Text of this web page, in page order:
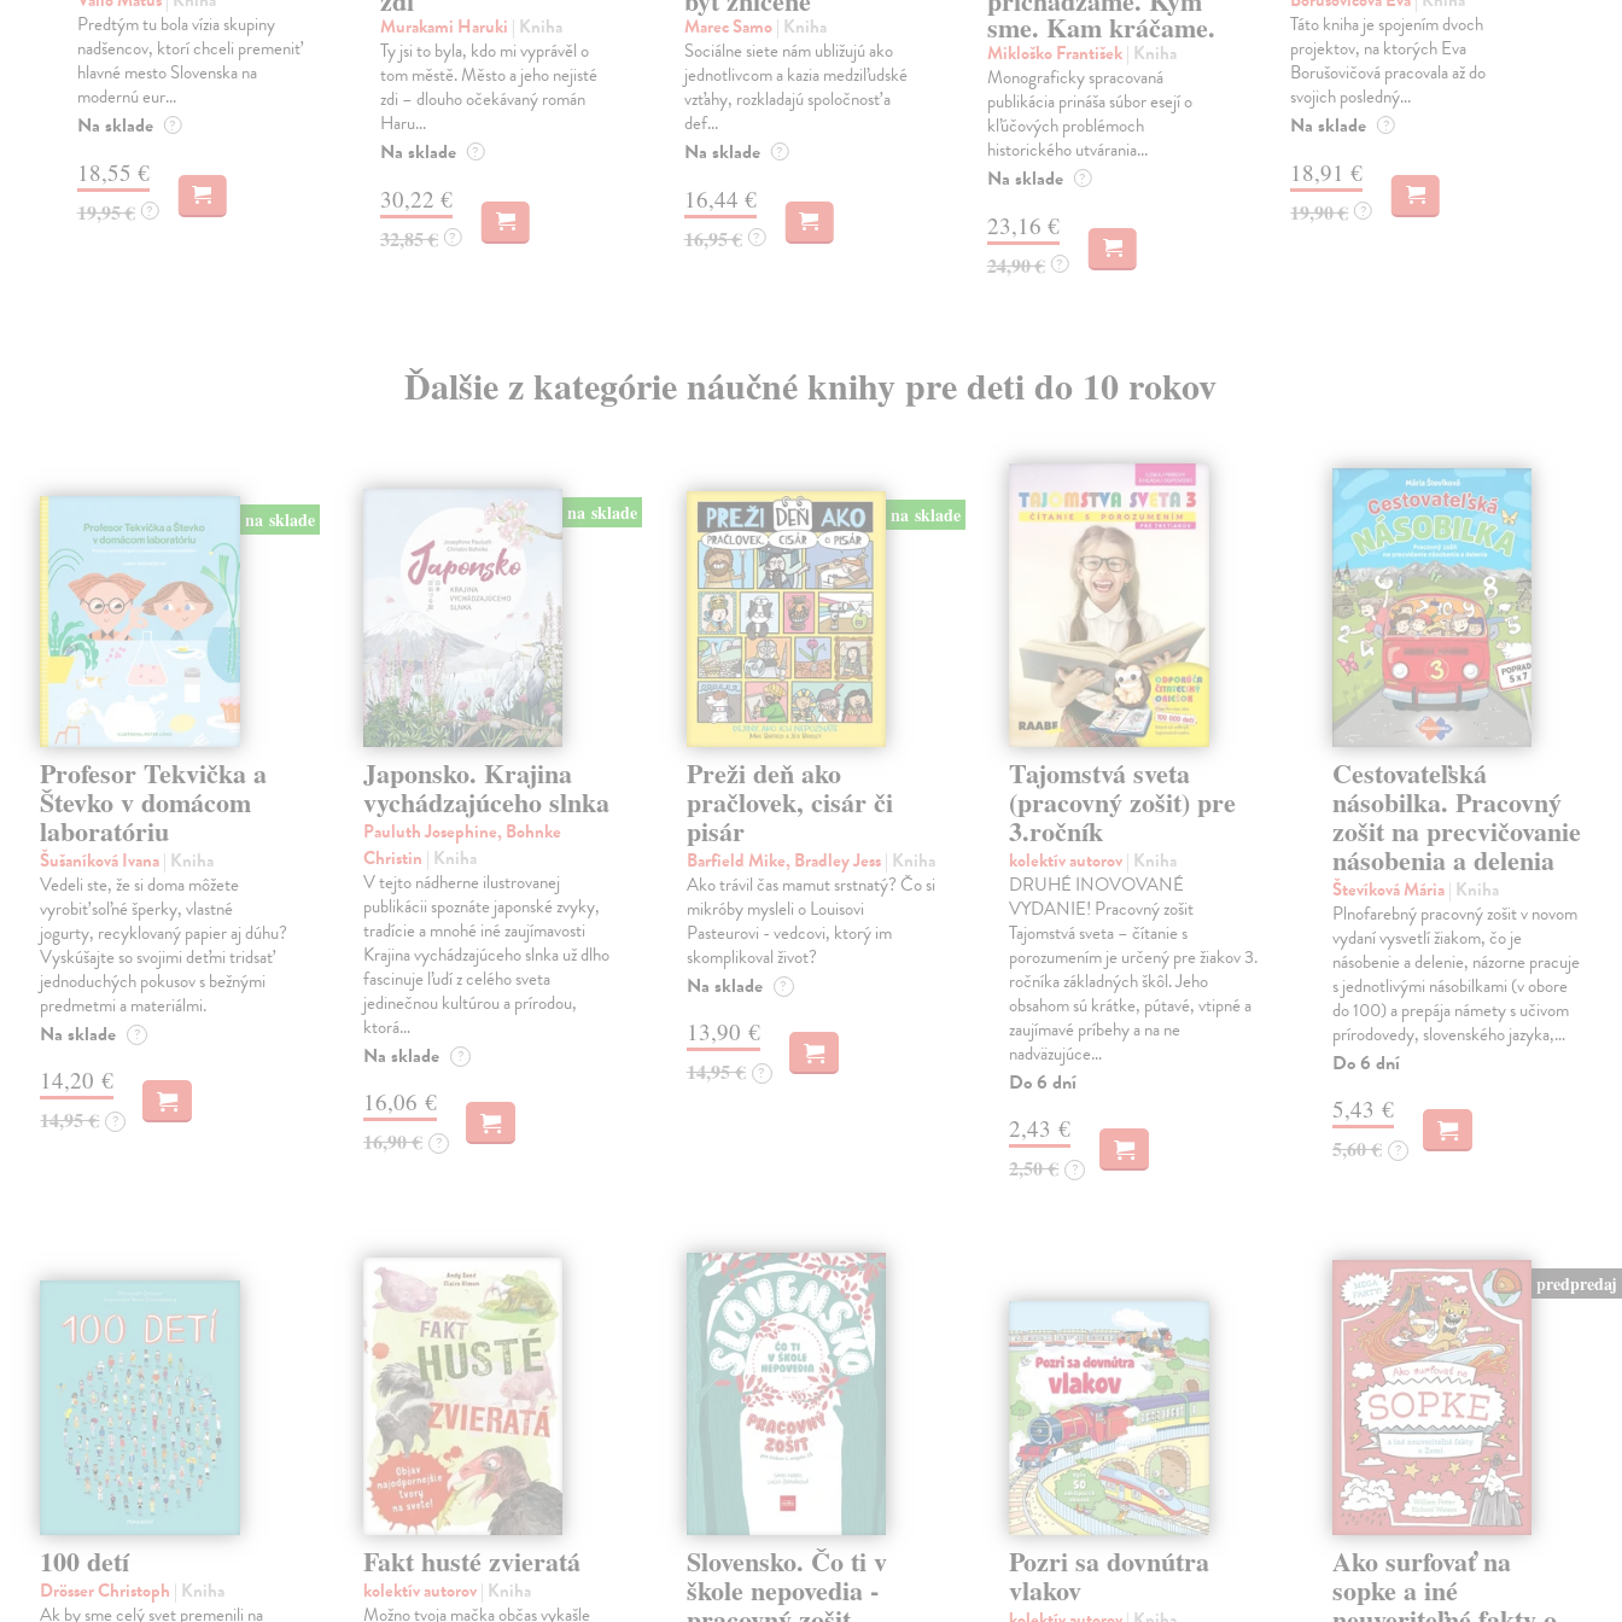
Predtým tu bola vízia skupiny
nadšencov, ktorí chceli premeniť
hlavné mesto Slovenska na
modernú eur...
Na sklade ?
18,55 €
19,95 € ?
Murakami Haruki | Kniha
Ty jsi to byla, kdo mi vyprávěl o
tom městě. Město a jeho nejisté
zdi – dlouho očekávaný román
Haru...
Na sklade ?
30,22 €
32,85 € ?
Marec Samo| Kniha
Sociálne siete nám ubližujú ako
jednotlivcom a kazia medziľudské
vzťahy, rozkladajú spoločnosť a
def...
Na sklade ?
16,44 €
16,95 € ?
sme. Kam kráčame.
Mikloško František| Kniha
Monograficky spracovaná
publikácia prináša súbor esejí o
kľúčových problémoch
historického utvárania...
Na sklade ?
23,16 €
24,90 € ?
Táto kniha je spojením dvoch
projektov, na ktorých Eva
Borušovičová pracovala až do
svojich posledný...
Na sklade ?
18,91 €
19,90 € ?
Ďalšie z kategórie náučné knihy pre deti do 10 rokov
na sklade
Profesor Tekvička a
Števko v domácom
laboratóriu
Šušaníková Ivana| Kniha
Vedeli ste, že si doma môžete
vyrobiť soľné šperky, vlastné
jogurty, recyklovaný papier aj dúhu?
Vyskúšajte so svojimi deťmi tridsať
jednoduchých pokusov s bežnými
predmetmi a materiálmi.
Na sklade ?
14,20 €
14,95 € ?
na sklade
Japonsko. Krajina
vychádzajúceho slnka
Pauluth Josephine, Bohnke
Christin | Kniha
V tejto nádherne ilustrovanej
publikácii spoznáte japonské zvyky,
tradície a mnohé iné zaujímavosti
Krajina vychádzajúceho slnka už dlho
fascinuje ľudí z celého sveta
jedinečnou kultúrou a prírodou,
ktorá…
Na sklade ?
16,06 €
16,90 € ?
na sklade
Preži deň ako
pračlovek, cisár či
pisár
Barfield Mike, Bradley Jess| Kniha
Ako trávil čas mamut srstnatý? Čo si
mikróby mysleli o Louisovi
Pasteurovi - vedcovi, ktorý im
skomplikoval život?
Na sklade ?
13,90 €
14,95 € ?
Tajomstvá sveta
(pracovný zošit) pre
3.ročník
kolektív autorov| Kniha
DRUHÉ INOVOVANÉ
VYDANIE! Pracovný zošit
Tajomstvá sveta – čítanie s
porozumením je určený pre žiakov 3.
ročníka základných škôl. Jeho
obsahom sú krátke, pútavé, vtipné a
zaujímavé príbehy a na ne
nadväzujúce…
Do 6 dní
2,43 €
2,50 € ?
Cestovateľská
násobilka. Pracovný
zošit na precvičovanie
násobenia a delenia
Števíková Mária| Kniha
Plnofarebný pracovný zošit v novom
vydaní vysvetlí žiakom, čo je
násobenie a delenie, názorne pracuje
s jednotlivými násobilkami (v obore
do 100) a prepája námety s učivom
prírodovedy, slovenského jazyka,…
Do 6 dní
5,43 €
5,60 € ?
100 detí
Drösser Christoph | Kniha
Ak by sme celý svet premenili na
Fakt husté zvieratá
kolektív autorov| Kniha
Možno tvoja mačka občas vykašle
Slovensko. Čo ti v
škole nepovedia -
Pozri sa dovnútra
vlakov
predpredaj
Ako surfovať na
sopke a iné